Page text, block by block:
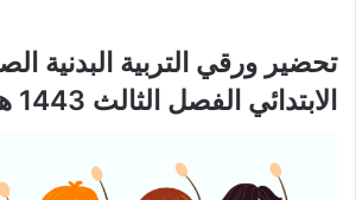
تحضير ورقي التربية البدنية
الابتدائي الفصل الثالث 1443 هـ / 2022 م​